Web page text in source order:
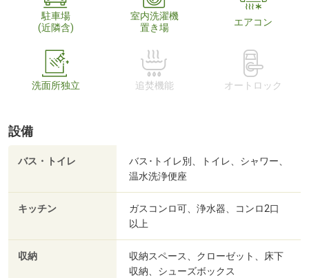
駐車場
(近隣含)
室内洗濯機
置き場
エアコン
洗面所独立 追焚機能 オートロック
設備
バス・トイレ
バス･トイレ別、トイレ、シャワー、
温水洗浄便座
キッチン
ガスコンロ可、浄水器、コンロ2口
以上
収納
収納スペース、クローゼット、床下
収納、シューズボックス